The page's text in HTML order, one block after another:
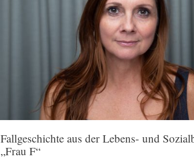
Fallgeschichte aus der Lebens- und
„Frau F“